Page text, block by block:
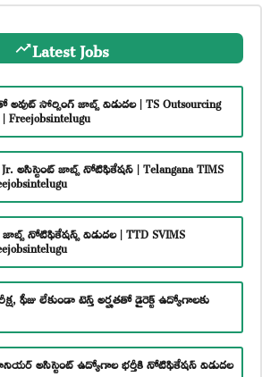
Latest Jobs
సోర్సింగ్ జాబ్స్ విడుదల | TS Outsourcing
Freejobsintelugu
అసిస్టెంట్ జాబ్స్ నోటిఫికేషన్ | Telangana TIMS
నోటిఫికేషన్స్ విడుదల | TTD SVIMS
ఫీజు లేకుండా టెన్త్ అర్హతతో డైరెక్ట్ ఉద్యోగాలకు
అసిస్టెంట్ ఉద్యోగాల భర్తీకి నోటిఫికేషన్ విడుదల